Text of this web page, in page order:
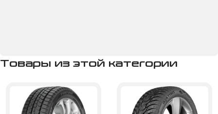
Товары из этой категории